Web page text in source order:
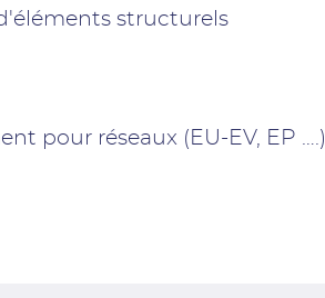
structurels
pour réseaux (EU-EV, EP ….)